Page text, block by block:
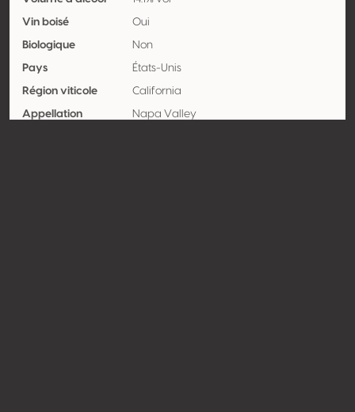
Vin boisé Oui
Biologique Non
Pays États-Unis
Région viticole California
Appellation Napa Valley